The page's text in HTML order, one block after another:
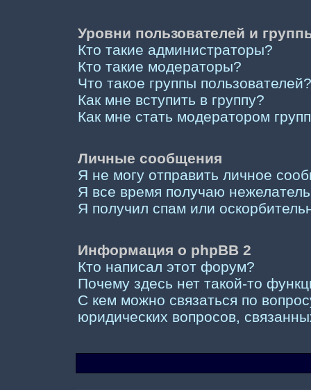
Уровни пользователей и
Кто такие администраторы?
Кто такие модераторы?
Что такое группы пользователей?
Как мне вступить в группу?
Как мне стать модератором
Личные сообщения
Я не могу отправить личное
Я все время получаю
Я получил спам или
Информация о phpBB 2
Кто написал этот форум?
Почему здесь нет такой-то
С кем можно связаться по
юридических вопросов,